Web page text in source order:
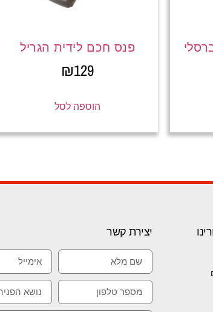
פנס חכם לידית הגריל
₪129
הוספה לסל
יצירת קשר